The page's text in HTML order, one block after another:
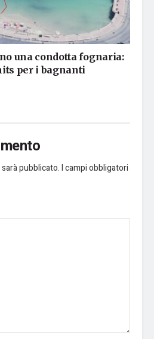
una condotta fognaria:
per i bagnanti
pubblicato.I campi obbligatori